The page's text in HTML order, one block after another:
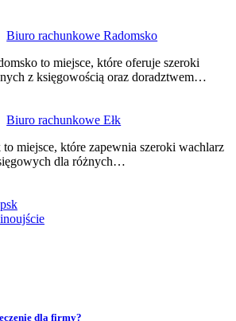
Biuro rachunkowe Radomsko
to miejsce, które oferuje szeroki
z księgowością oraz doradztwem…
Biuro rachunkowe Ełk
miejsce, które zapewnia szeroki wachlarz
dla różnych…
dla firmy?